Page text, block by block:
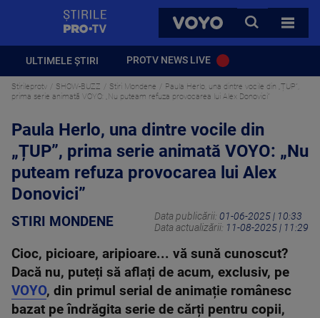
VOYO
CAUTA
TOATE
ULTIMELE ȘTIRI PROTV NEWS LIVE
Stirileprotv SHOW-BUZZ Stiri Mondene
Paula Herlo, una dintre vocile din „ȚUP”,
prima serie animată VOYO: „Nu puteam refuza provocarea lui Alex Donovici”
Paula Herlo, una dintre vocile din
„ȚUP”, prima serie animată VOYO: „Nu
puteam refuza provocarea lui Alex
Donovici”
STIRI MONDENE Data publicării: 01-06-2025 | 10:33
Data actualizării: 11-08-2025 | 11:29
Cioc, picioare, aripioare... vă sună cunoscut?
Dacă nu, puteți să aflați de acum, exclusiv, pe
VOYO, din primul serial de animație românesc
bazat pe îndrăgita serie de cărți pentru copii,